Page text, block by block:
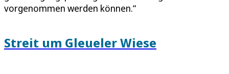
vorgenommen werden können.“
Streit um Gleueler Wiese